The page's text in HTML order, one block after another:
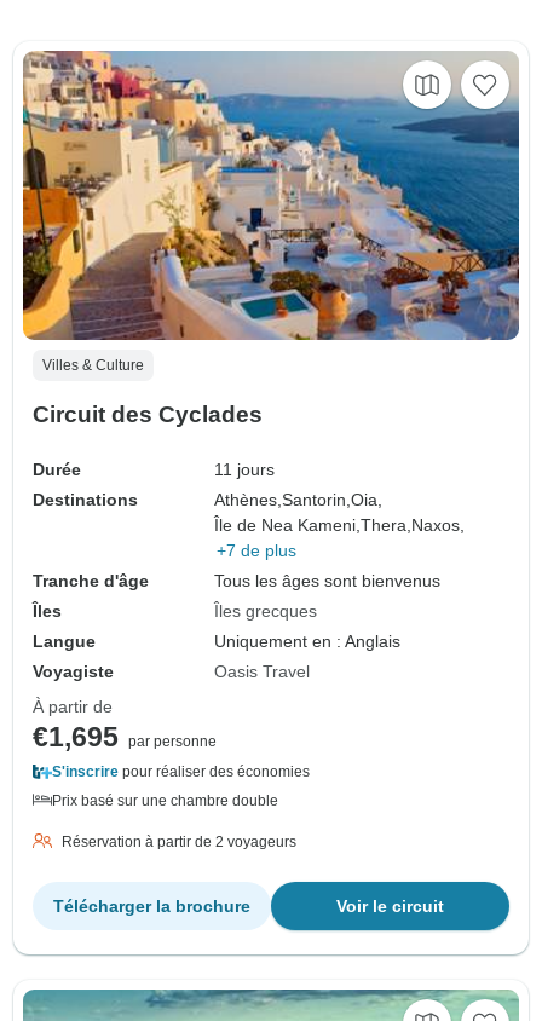
Villes & Culture
Circuit des Cyclades
Durée
11 jours
Destinations
Athènes,Santorin,Oia,
Île de Nea Kameni,Thera, Naxos,
+7 de plus
Tranche d'âge
Tous les âges sont bienvenus
Îles
Îles grecques
Langue
Uniquement en : Anglais
Voyagiste
Oasis Travel
À partir de
€1,695 par personne
S'inscrire pour réaliser des économies
Prix basé sur une chambre double
Réservation à partir de 2 voyageurs
Voir le circuit
Télécharger la brochure